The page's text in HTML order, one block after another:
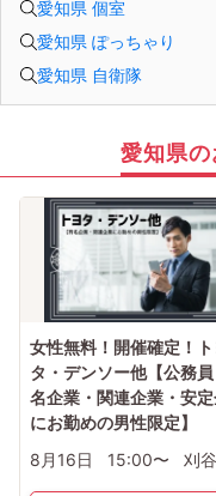
愛知県 個室
愛知県 ぽっちゃり
愛知県 自衛隊
愛知県
女性無料！開催確定！ト
タ・デンソー他【公務
名企業・関連企業・安
にお勤めの男性限定】
8月16日
15:00〜 刈